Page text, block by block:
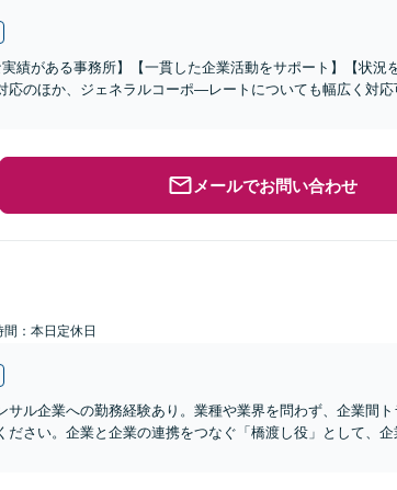
績がある事務所】【一貫した企業活動をサポート】【状況
応のほか、ジェネラルコーポ―レートについても幅広く対
メールでお問い合わせ
間：本日定休日
サル企業への勤務経験あり。業種や業界を問わず、企業間
さい。企業と企業の連携をつなぐ「橋渡し役」として、